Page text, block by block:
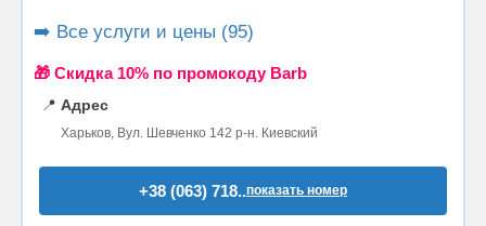
➡️ Все услуги и цены (95)
🎁 Cкидка 10% по промокоду Barb
📍 Адрес
Харьков, Вул. Шевченко 142 р-н. Киевский
+38 (063) 718..показать номер